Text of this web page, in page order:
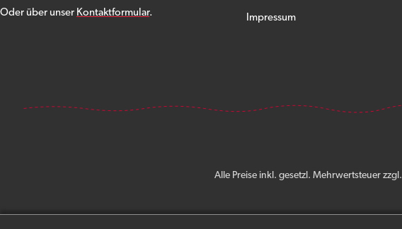
Oder über unser Kontaktformular. Impressum
Alle Preise inkl. gesetzl. Mehrwertsteuer zzgl.